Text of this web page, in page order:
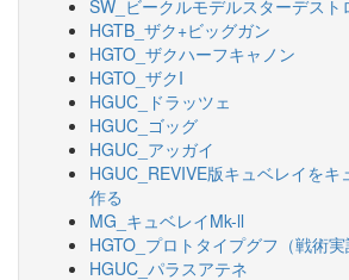
SW_ビークルモデルスターデスト
HGTB_ザク+ビッグガン
HGTO_ザクハーフキャノン
HGTO_ザクI
HGUC_ドラッツェ
HGUC_ゴッグ
HGUC_アッガイ
HGUC_REVIVE版キュベレイをキ
作る
MG_キュベレイMk-ll
HGTO_プロトタイプグフ（戦術実
HGUC_パラスアテネ